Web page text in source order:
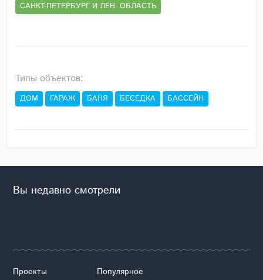
САНКТ-ПЕТЕРБУРГ И ЛЕН. ОБЛАСТЬ
Типы объектов:
ДОМ ГАРАЖ БАНЯ БЕСЕДКА БАССЕЙН
Вы недавно смотрели
Проекты
Популярное